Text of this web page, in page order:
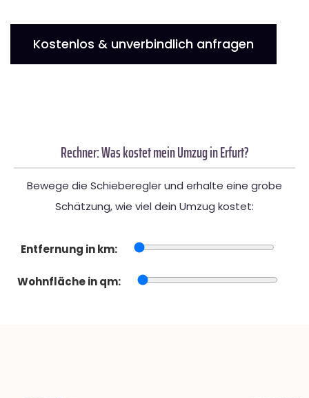
Kostenlos & unverbindlich anfragen
Rechner: Was kostet mein Umzug in Erfurt?
Bewege die Schieberegler und erhalte eine grobe
Schätzung, wie viel dein Umzug kostet:
Entfernung in km:
Wohnfläche in qm: